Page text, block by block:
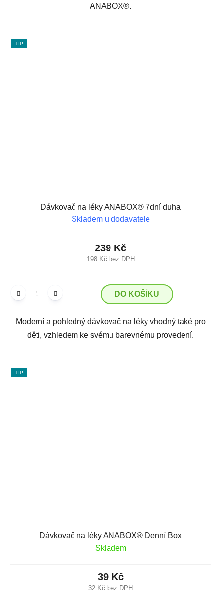
ANABOX®.
TIP
Dávkovač na léky ANABOX® 7dní duha
Skladem u dodavatele
198 Kč bez DPH
239 Kč
DO KOŠÍKU
Moderní a pohledný dávkovač na léky vhodný také pro
děti, vzhledem ke svému barevnému provedení.
TIP
Dávkovač na léky ANABOX® Denní Box
Skladem
32 Kč bez DPH
39 Kč